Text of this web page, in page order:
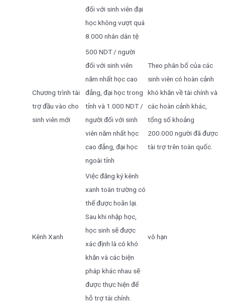
đối với sinh viên đại
học không vượt quá
8.000 nhân dân tệ
Chương trình tài
trợ đầu vào cho
sinh viên mới
500 NDT / người
đối với sinh viên
năm nhất học cao
đẳng, đại học trong
tỉnh và 1.000 NDT /
người đối với sinh
viên năm nhất học
cao đẳng, đại học
ngoài tỉnh
Theo phân bổ của các
sinh viên có hoàn cảnh
khó khăn về tài chính và
các hoàn cảnh khác,
tổng số khoảng
200.000 người đã được
tài trợ trên toàn quốc.
Kênh Xanh
Việc đăng ký kênh
xanh toàn trường có
thể được hoãn lại.
Sau khi nhập học,
học sinh sẽ được
xác định là có khó
khăn và các biện
pháp khác nhau sẽ
được thực hiện để
hỗ trợ tài chính.
vô hạn